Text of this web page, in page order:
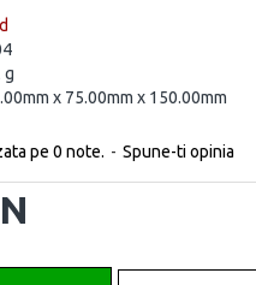
g
x 75.00mm x 150.00mm
pe 0 note. - Spune-ti opinia